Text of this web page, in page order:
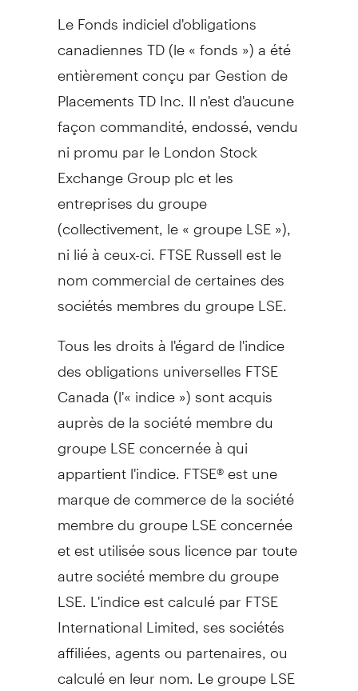
Le Fonds indiciel d'obligations
canadiennes TD (le « fonds ») a été
entièrement conçu par Gestion de
Placements TD Inc. Il n'est d'aucune
façon commandité, endossé, vendu
ni promu par le London Stock
Exchange Group plc et les
entreprises du groupe
(collectivement, le « groupe LSE »),
ni lié à ceux-ci. FTSE Russell est le
nom commercial de certaines des
sociétés membres du groupe LSE.
Tous les droits à l'égard de l'indice
des obligations universelles FTSE
Canada (l'« indice ») sont acquis
auprès de la société membre du
groupe LSE concernée à qui
appartient l'indice. FTSE® est une
marque de commerce de la société
membre du groupe LSE concernée
et est utilisée sous licence par toute
autre société membre du groupe
LSE. L'indice est calculé par FTSE
International Limited, ses sociétés
affiliées, agents ou partenaires, ou
calculé en leur nom. Le groupe LSE